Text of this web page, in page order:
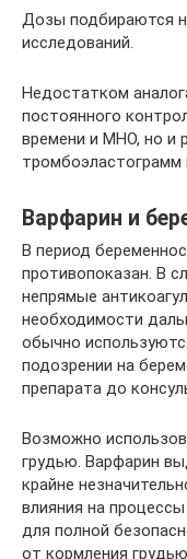
Дозы подбираются
исследований.
Недостатком
постоянного
времени и МНО, но и
тромбоэластограмм
Варфарин и
В период
противопоказан. В
непрямые
необходимости
обычно
подозрении на
препарата до
Возможно
грудью. Варфарин
крайне
влияния на
для полной
от кормления